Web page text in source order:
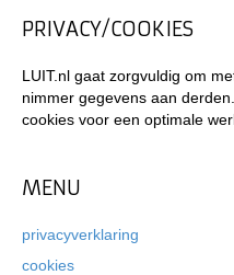
PRIVACY/COOKIES
LUIT.nl gaat zorgvuldig om
nimmer gegevens aan
cookies voor een optimale
MENU
privacyverklaring
cookies